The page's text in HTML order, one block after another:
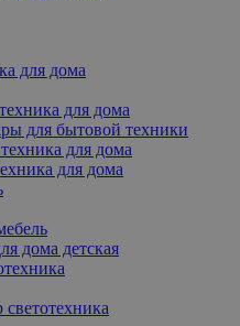
для дома
для дома
для бытовой техники
для дома
для дома
дома детская
светотехника